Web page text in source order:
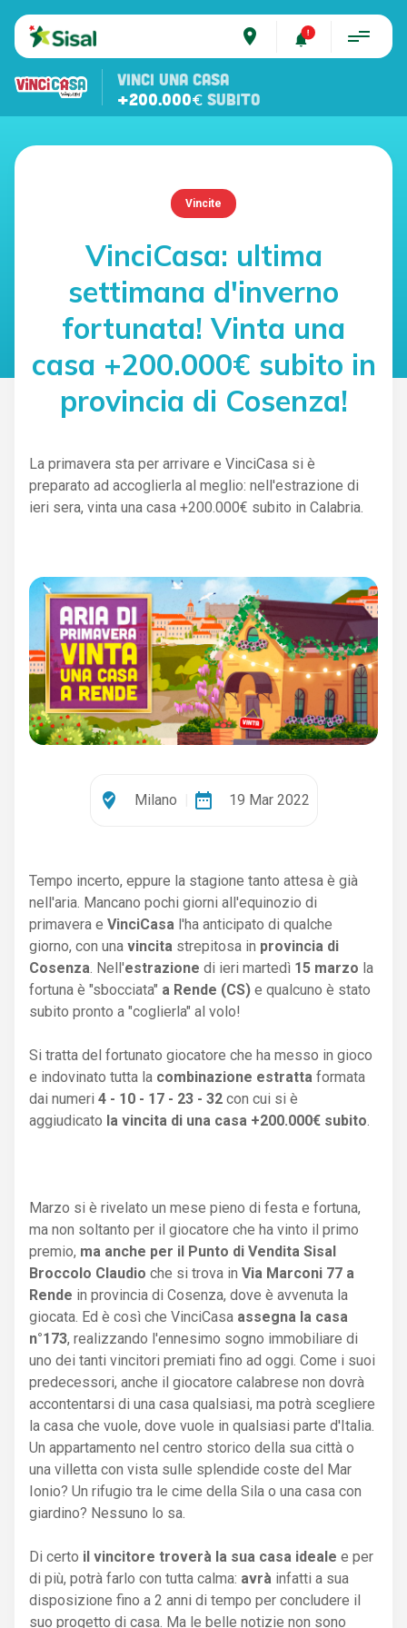
place
VINCI UNA CASA
+200.000€ SUBITO
Vincite
VinciCasa: ultima
settimana d'inverno
fortunata! Vinta una
casa +200.000€ subito in
provincia di Cosenza!
La primavera sta per arrivare e VinciCasa si è
preparato ad accoglierla al meglio: nell'estrazione di
ieri sera, vinta una casa +200.000€ subito in Calabria.
where_to_vote Milano date_range 19 Mar 2022
Tempo incerto, eppure la stagione tanto attesa è già
nell'aria. Mancano pochi giorni all'equinozio di
primavera e VinciCasa l'ha anticipato di qualche
giorno, con una vincita strepitosa in provincia di
Cosenza . Nell'estrazione di ieri martedì 15 marzo la
fortuna è "sbocciata" a Rende (CS) e qualcuno è stato
subito pronto a "coglierla" al volo!
Si tratta del fortunato giocatore che ha messo in gioco
e indovinato tutta la combinazione estratta formata
dai numeri 4 - 10 - 17 - 23 - 32 con cui si è
aggiudicato la vincita di una casa +200.000€ subito
Marzo si è rivelato un mese pieno di festa e fortuna,
ma non soltanto per il giocatore che ha vinto il primo
premio, ma anche per il Punto di Vendita Sisal
Broccolo Claudio che si trova in Via Marconi 77 a
Rende in provincia di Cosenza, dove è avvenuta la
giocata. Ed è così che VinciCasa assegna la casa
n°173, realizzando l'ennesimo sogno immobiliare di
uno dei tanti vincitori premiati fino ad oggi. Come i suoi
predecessori, anche il giocatore calabrese non dovrà
accontentarsi di una casa qualsiasi, ma potrà scegliere
la casa che vuole, dove vuole in qualsiasi parte d'Italia.
Un appartamento nel centro storico della sua città o
una villetta con vista sulle splendide coste del Mar
Ionio? Un rifugio tra le cime della Sila o una casa con
giardino? Nessuno lo sa.
Di certo il vincitore troverà la sua casa ideale e per
di più, potrà farlo con tutta calma: avrà infatti a sua
disposizione fino a 2 anni di tempo per concludere il
suo progetto di casa. Ma le belle notizie non sono